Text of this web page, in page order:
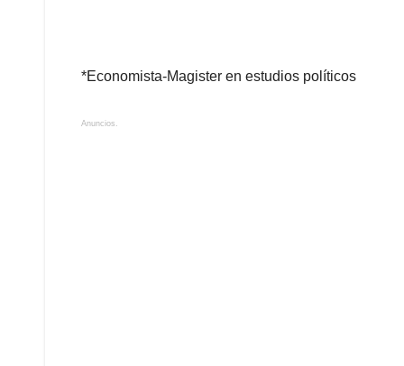
*Economista-Magister en estudios políticos
Anuncios.